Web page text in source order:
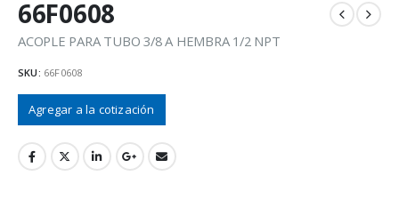
66F0608
ACOPLE PARA TUBO 3/8 A HEMBRA 1/2 NPT
SKU: 66F0608
Agregar a la cotización